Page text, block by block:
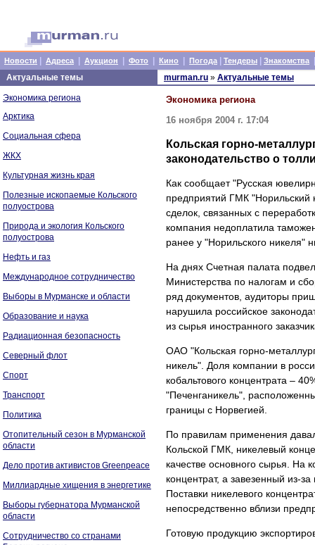
Новости Адреса Аукцион Фото Кино Погода Тендеры Знакомства
Актуальные темы
Экономика региона
Арктика
Социальная сфера
ЖКХ
Культурная жизнь края
Полезные ископаемые Кольского
полуострова
Природа и экология Кольского
полуострова
Нефть и газ
Международное сотрудничество
Выборы в Мурманске и области
Образование и наука
Радиационная безопасность
Северный флот
Спорт
Транспорт
Политика
Отопительный сезон в Мурманской
области
Дело против активистов Greenpeace
Миллиардные хищения в энергетике
Выборы губернатора Мурманской
области
Сотрудничество со странами
murman.ru » Актуальные темы
Экономика региона
16 ноября 2004 г. 17:04
Кольская горно-
законодательство о
Как сообщает "Русская
предприятий ГМК
сделок, связанных с
компания недоплатила
ранее у "Норильского никеля"
На днях Счетная палата
Министерства по налогам и
ряд документов, аудиторы
нарушила российское
из сырья иностранного
ОАО "Кольская горно-
никель". Доля компании в
кобальтового концентрата –
"Печенганикель",
границы с Норвегией.
По правилам применения
Кольской ГМК, никелевый
качестве основного сырья. На
концентрат, а завезенный из-
Поставки никелевого
непосредственно вблизи
Готовую продукцию